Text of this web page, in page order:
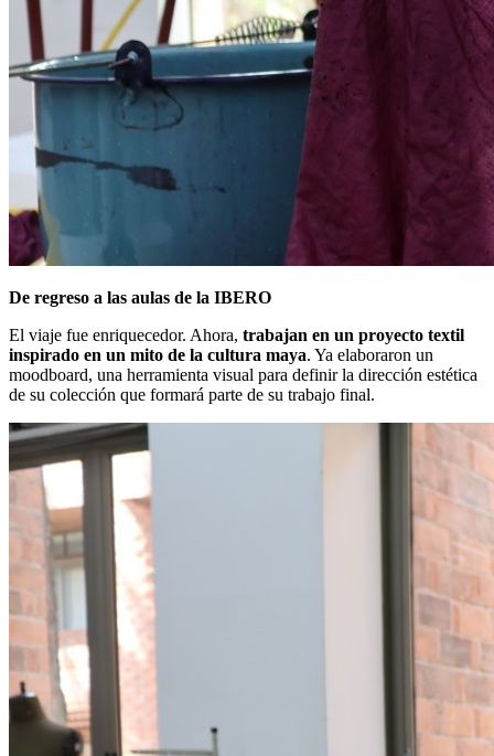
De regreso a las aulas de la IBERO
El viaje fue enriquecedor. Ahora, trabajan en un proyecto textil
inspirado en un mito de la cultura maya. Ya elaboraron un
moodboard, una herramienta visual para definir la dirección estética
de su colección que formará parte de su trabajo final.